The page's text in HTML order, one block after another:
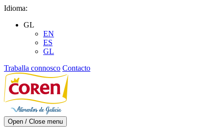
Skip
content
Idioma:
GL
EN
ES
GL
Traballa connosco Contacto
Open / Close menu